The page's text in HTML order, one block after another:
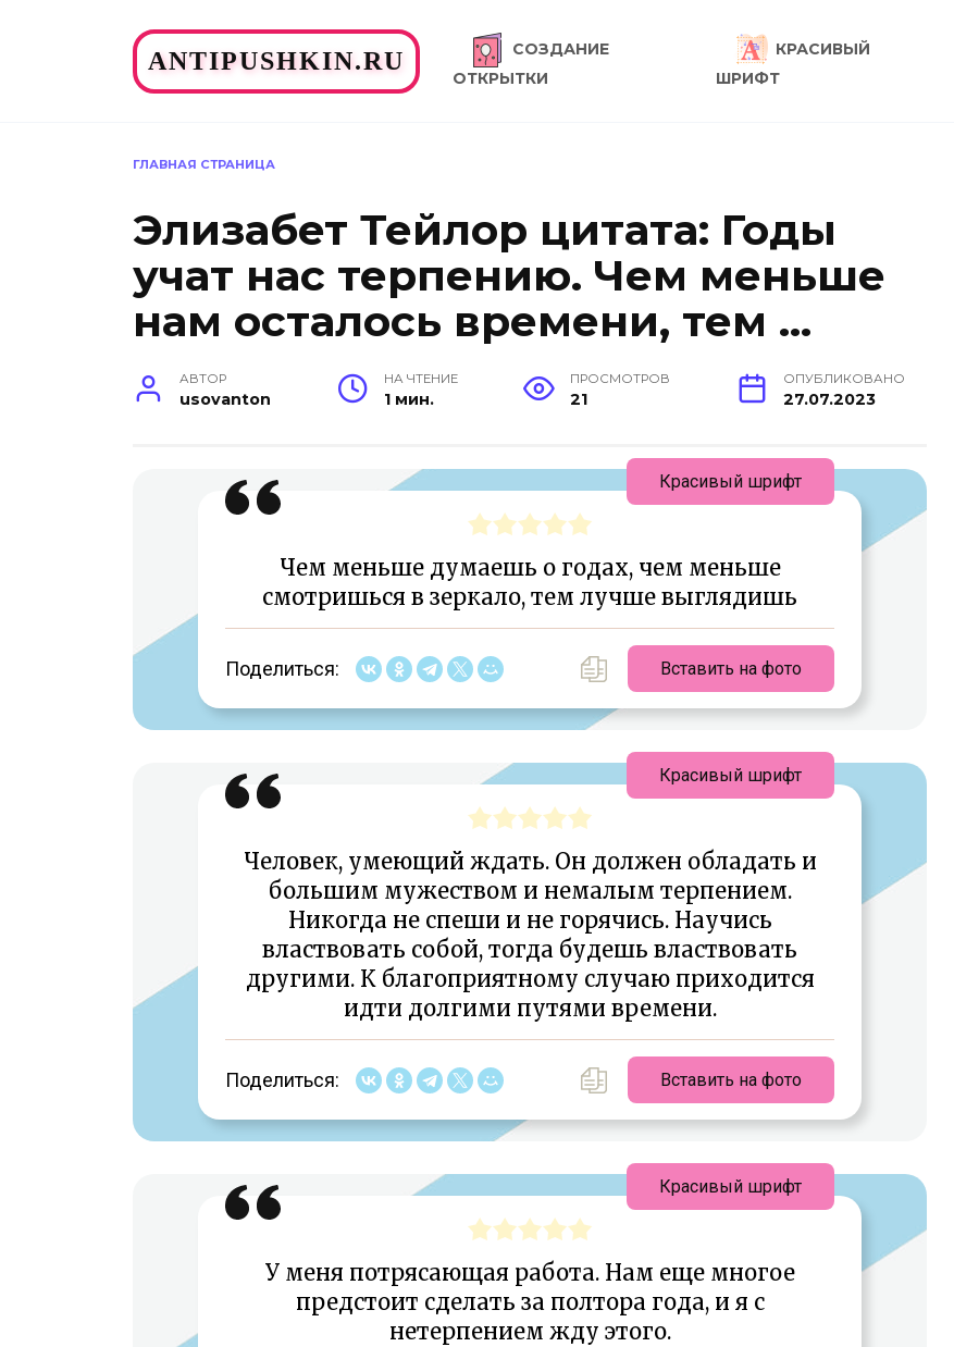
ANTIPUSHKIN.RU
СОЗДАНИЕ
ОТКРЫТКИ
КРАСИВЫЙ
ШРИФТ
ГЛАВНАЯ СТРАНИЦА
Элизабет Тейлор цитата: Годы
учат нас терпению. Чем меньше
нам осталось времени, тем …
АВТОР
usovanton
НА ЧТЕНИЕ
1 мин.
ПРОСМОТРОВ
21
ОПУБЛИКОВАНО
27.07.2023
Чем меньше думаешь о годах, чем меньше
смотришься в зеркало, тем лучше выглядишь
Поделиться: Вставить на фото
Красивый шрифт
Человек, умеющий ждать. Он должен обладать и
большим мужеством и немалым терпением.
Никогда не спеши и не горячись. Научись
властвовать собой, тогда будешь властвовать
другими. К благоприятному случаю приходится
идти долгими путями времени.
Поделиться: Вставить на фото
Красивый шрифт
У меня потрясающая работа. Нам еще многое
предстоит сделать за полтора года, и я с
нетерпением жду этого.
Красивый шрифт